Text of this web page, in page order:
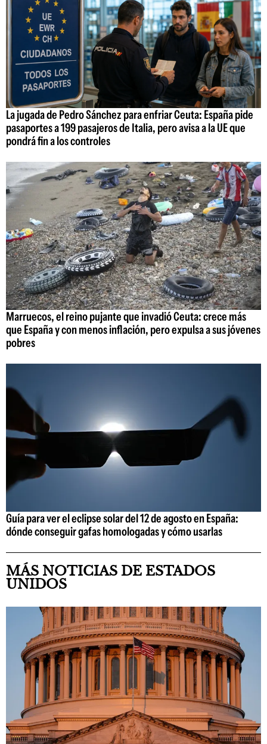
La jugada de Pedro Sánchez para enfriar Ceuta: España pide
pasaportes a 199 pasajeros de Italia, pero avisa a la UE que
pondrá fin a los controles
Marruecos, el reino pujante que invadió Ceuta: crece más
que España y con menos inflación, pero expulsa a sus jóvenes
pobres
Guía para ver el eclipse solar del 12 de agosto en España:
dónde conseguir gafas homologadas y cómo usarlas
MÁS NOTICIAS DE ESTADOS
UNIDOS